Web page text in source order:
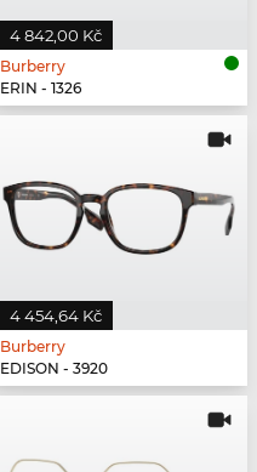
4 842,00 Kč
Burberry
ERIN - 1326
4 454,64 Kč
Burberry
EDISON - 3920